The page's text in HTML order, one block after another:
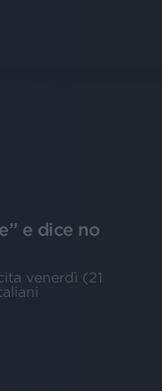
e dice no
venerdì (21